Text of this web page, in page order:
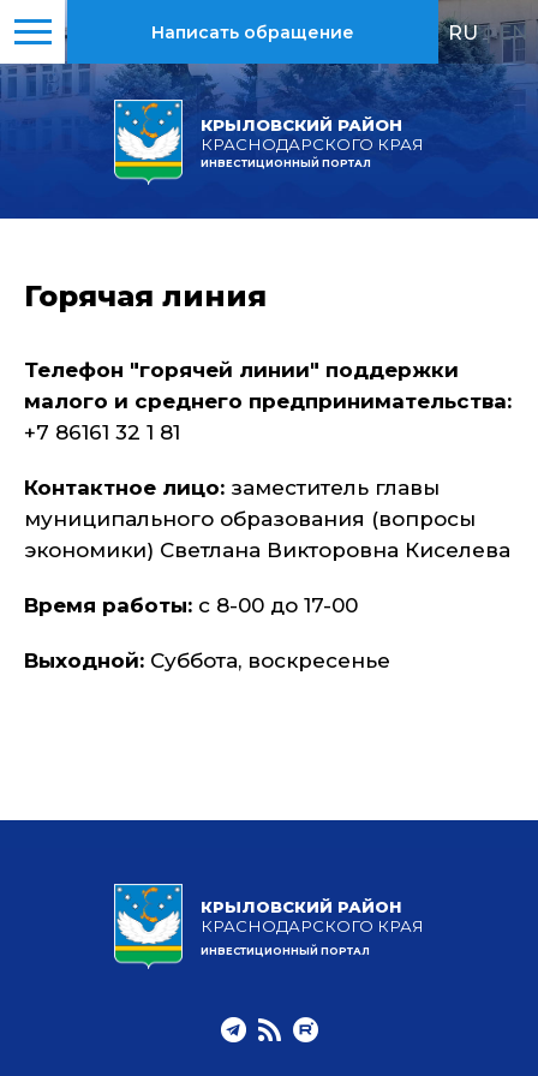
КРЫЛОВСКИЙ РАЙОН
КРАСНОДАРСКОГО КРАЯ
ИНВЕСТИЦИОННЫЙ ПОРТАЛ
Написать обращение RU | EN
Горячая линия
Телефон "горячей линии" поддержки
малого и среднего предпринимательства:
+7 86161 32 1 81
Контактное лицо: заместитель главы
муниципального образования (вопросы
экономики) Светлана Викторовна Киселева
Время работы: с 8-00 до 17-00
Выходной: Суббота, воскресенье
КРЫЛОВСКИЙ РАЙОН
КРАСНОДАРСКОГО КРАЯ
ИНВЕСТИЦИОННЫЙ ПОРТАЛ